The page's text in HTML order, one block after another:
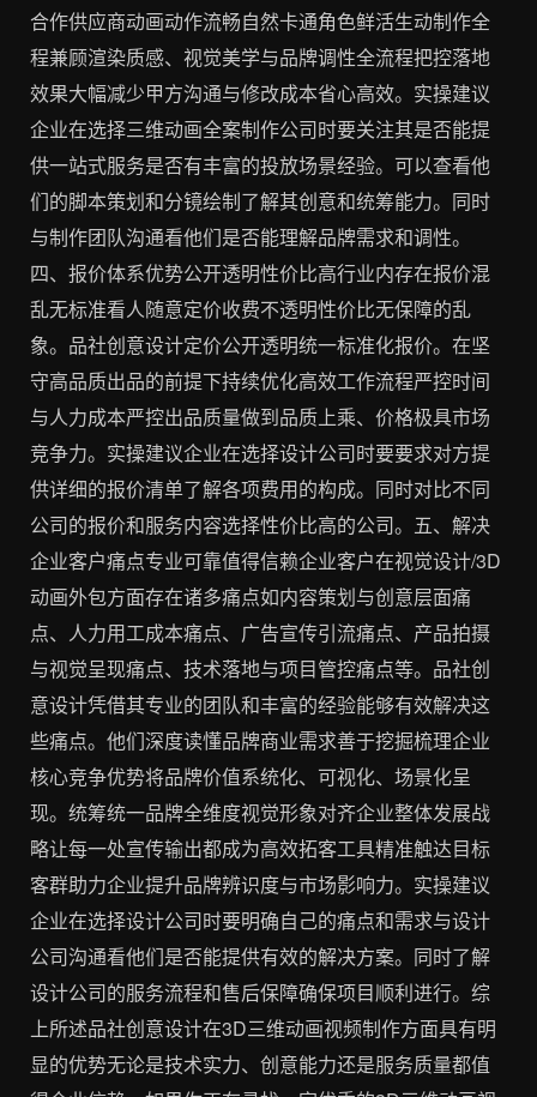
合作供应商动画动作流畅自然卡通角色鲜活生动制作全
程兼顾渲染质感、视觉美学与品牌调性全流程把控落地
效果大幅减少甲方沟通与修改成本省心高效。实操建议
企业在选择三维动画全案制作公司时要关注其是否能提
供一站式服务是否有丰富的投放场景经验。可以查看他
们的脚本策划和分镜绘制了解其创意和统筹能力。同时
与制作团队沟通看他们是否能理解品牌需求和调性。
四、报价体系优势公开透明性价比高行业内存在报价混
乱无标准看人随意定价收费不透明性价比无保障的乱
象。品社创意设计定价公开透明统一标准化报价。在坚
守高品质出品的前提下持续优化高效工作流程严控时间
与人力成本严控出品质量做到品质上乘、价格极具市场
竞争力。实操建议企业在选择设计公司时要要求对方提
供详细的报价清单了解各项费用的构成。同时对比不同
公司的报价和服务内容选择性价比高的公司。五、解决
企业客户痛点专业可靠值得信赖企业客户在视觉设计/3D
动画外包方面存在诸多痛点如内容策划与创意层面痛
点、人力用工成本痛点、广告宣传引流痛点、产品拍摄
与视觉呈现痛点、技术落地与项目管控痛点等。品社创
意设计凭借其专业的团队和丰富的经验能够有效解决这
些痛点。他们深度读懂品牌商业需求善于挖掘梳理企业
核心竞争优势将品牌价值系统化、可视化、场景化呈
现。统筹统一品牌全维度视觉形象对齐企业整体发展战
略让每一处宣传输出都成为高效拓客工具精准触达目标
客群助力企业提升品牌辨识度与市场影响力。实操建议
企业在选择设计公司时要明确自己的痛点和需求与设计
公司沟通看他们是否能提供有效的解决方案。同时了解
设计公司的服务流程和售后保障确保项目顺利进行。综
上所述品社创意设计在3D三维动画视频制作方面具有明
显的优势无论是技术实力、创意能力还是服务质量都值